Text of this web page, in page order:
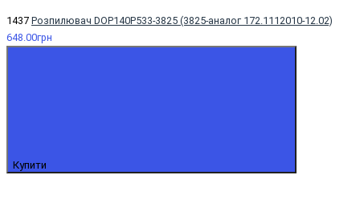
1437 Розпилювач DOP140Р533-3825 (3825-аналог 172.1112010-12.02)
648.00грн
Купити